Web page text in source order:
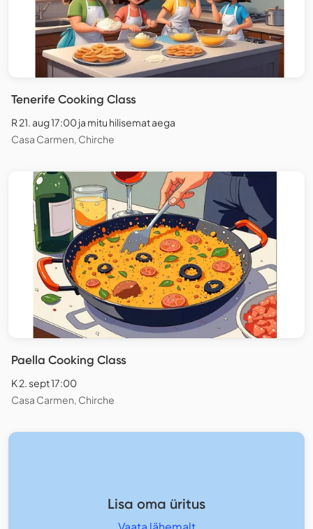
Tenerife Cooking Class
R 21. aug 17:00 ja mitu hilisemat aega
Casa Carmen, Chirche
Paella Cooking Class
K 2. sept 17:00
Casa Carmen, Chirche
Lisa oma üritus